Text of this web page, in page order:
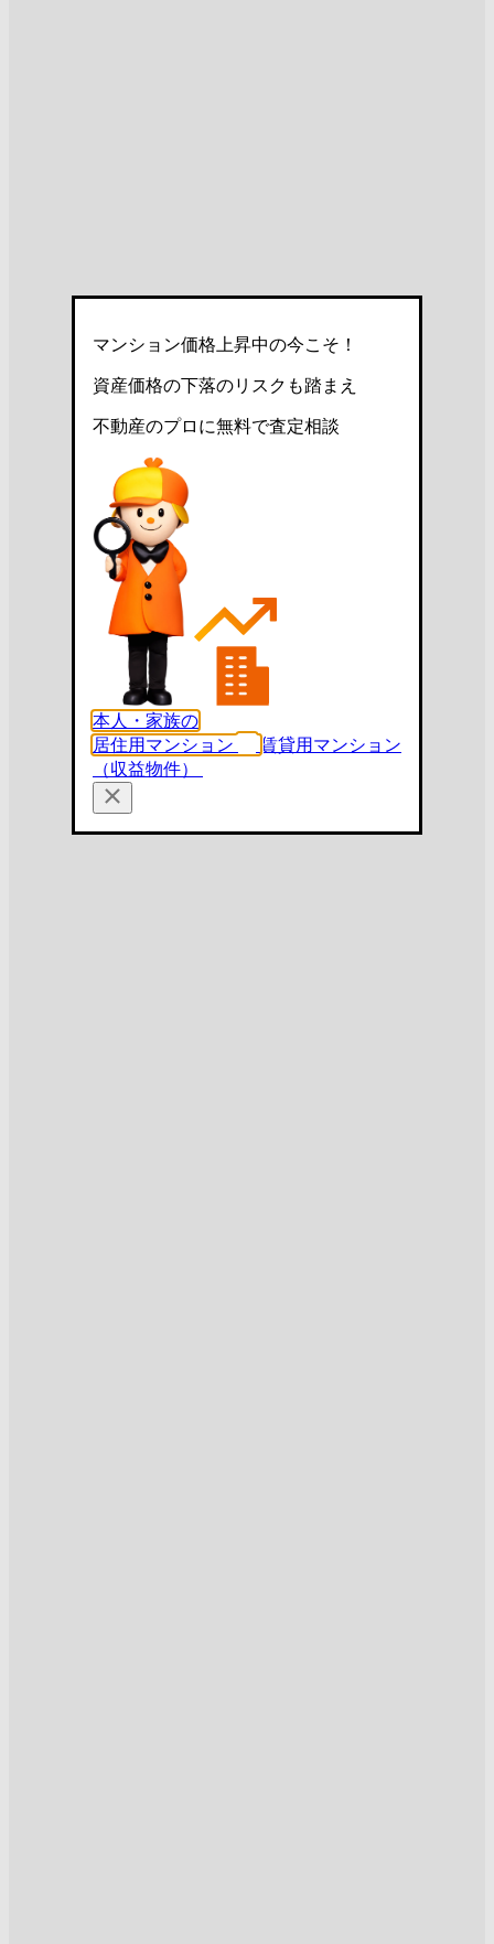
マンション価格上昇中の今こそ！
資産価格の下落のリスクも踏まえ
不動産のプロに無料で査定相談
本人・家族の
居住用マンション
賃貸用マンション
（収益物件）